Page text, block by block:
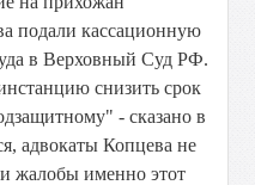
подали кассационную
в Верховный Суд РФ.
снизить срок
- сказано в
адвокаты Копцева не
жалобы именно этот